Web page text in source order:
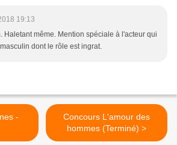
19:13
Haletant même. Mention spéciale à l'acteur qui
dont le rôle est ingrat.
Concours L'amour des
hommes (Terminé) >